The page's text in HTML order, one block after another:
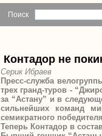
Поиск
Контадор не
Серик Ибраев
Пресс-служба
трех гранд-туров -
за “Астану” и в
сильнейших команд
семикратного
Теперь Контадор в